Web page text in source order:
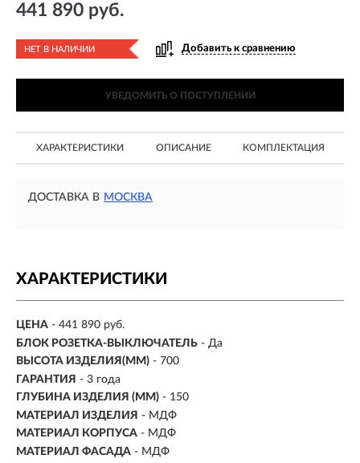
441 890 руб.
НЕТ В НАЛИЧИИ Добавить к сравнению
УВЕДОМИТЬ О ПОСТУПЛЕНИИ
ХАРАКТЕРИСТИКИ ОПИСАНИЕ КОМПЛЕКТАЦИЯ
ДОСТАВКА В МОСКВА
ХАРАКТЕРИСТИКИ
ЦЕНА - 441 890 руб.
БЛОК РОЗЕТКА-ВЫКЛЮЧАТЕЛЬ - Да
ВЫСОТА ИЗДЕЛИЯ(ММ) - 700
ГАРАНТИЯ - 3 года
ГЛУБИНА ИЗДЕЛИЯ (ММ) - 150
МАТЕРИАЛ ИЗДЕЛИЯ - МДФ
МАТЕРИАЛ КОРПУСА - МДФ
МАТЕРИАЛ ФАСАДА - МДФ